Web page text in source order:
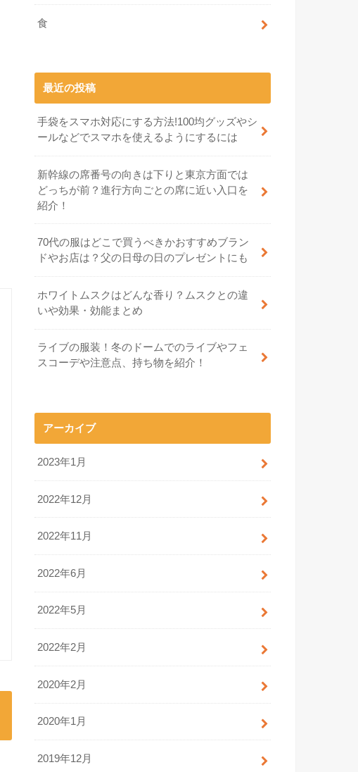
食
最近の投稿
手袋をスマホ対応にする方法!100均グッズやシ
ールなどでスマホを使えるようにするには
新幹線の席番号の向きは下りと東京方面では
どっちが前？進行方向ごとの席に近い入口を
紹介！
70代の服はどこで買うべきかおすすめブラン
ドやお店は？父の日母の日のプレゼントにも
ホワイトムスクはどんな香り？ムスクとの違
いや効果・効能まとめ
ライブの服装！冬のドームでのライブやフェ
スコーデや注意点、持ち物を紹介！
アーカイブ
2023年1月
2022年12月
2022年11月
2022年6月
2022年5月
2022年2月
2020年2月
2020年1月
2019年12月